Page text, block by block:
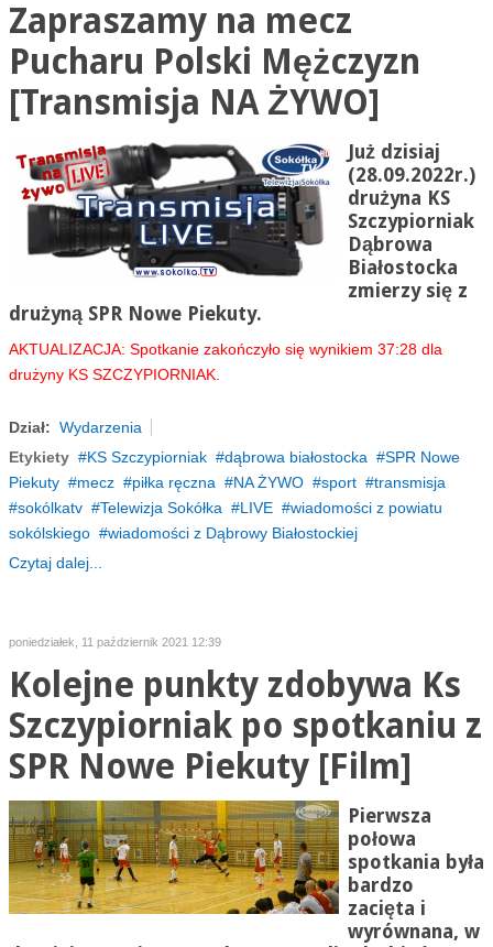
Zapraszamy na mecz
Pucharu Polski Mężczyzn
[Transmisja NA ŻYWO]
Już dzisiaj
(28.09.2022r.)
drużyna KS
Szczypiorniak
Dąbrowa
Białostocka
zmierzy się z
drużyną SPR Nowe Piekuty.
AKTUALIZACJA: Spotkanie zakończyło się wynikiem 37:28 dla
drużyny KS SZCZYPIORNIAK.
Dział: Wydarzenia
Etykiety
KS Szczypiorniak dąbrowa białostocka
SPR Nowe
Piekuty
mecz piłka ręczna NA ŻYWO sport
transmisja
sokólkatv
Telewizja Sokółka LIVE
wiadomości z powiatu
sokólskiego
wiadomości z Dąbrowy Białostockiej
Czytaj dalej...
poniedziałek, 11 październik 2021 12:39
Kolejne punkty zdobywa Ks
Szczypiorniak po spotkaniu z
SPR Nowe Piekuty [Film]
Pierwsza
połowa
spotkania była
bardzo
zacięta i
wyrównana, w